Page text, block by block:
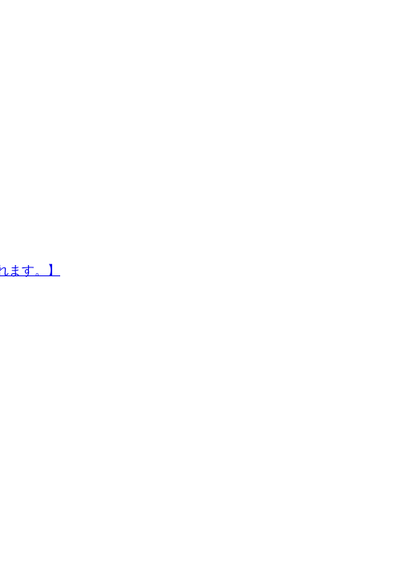
ます。】